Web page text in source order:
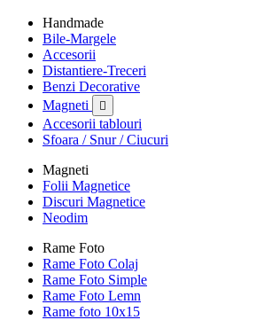
Handmade
Bile-Margele
Accesorii
Distantiere-Treceri
Benzi Decorative
Magneti

Accesorii tablouri
Sfoara / Snur / Ciucuri
Magneti
Folii Magnetice
Discuri Magnetice
Neodim
Rame Foto
Rame Foto Colaj
Rame Foto Simple
Rame Foto Lemn
Rame foto 10x15